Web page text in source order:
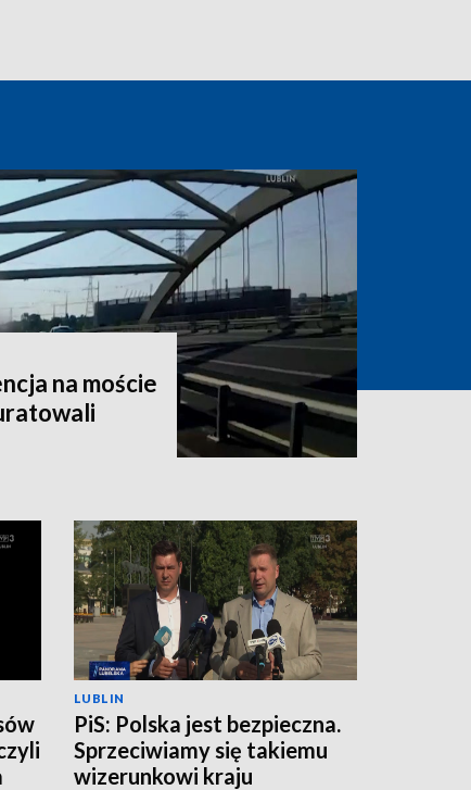
na moście
LUBLIN
PiS: Polska jest bezpieczna.
Sprzeciwiamy się takiemu
wizerunkowi kraju